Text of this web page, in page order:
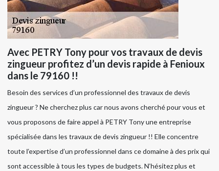
Avec PETRY Tony pour vos travaux de devis
zingueur profitez d’un devis rapide à Fenioux
dans le 79160 !!
Besoin des services d’un professionnel des travaux de devis
zingueur ? Ne cherchez plus car nous avons cherché pour vous et
vous proposons de faire appel à PETRY Tony une entreprise
spécialisée dans les travaux de devis zingueur !! Elle concentre
toute l’expertise d’un professionnel dans ce domaine à des prix qui
sont accessible à tous les types de budgets. N’hésitez plus et